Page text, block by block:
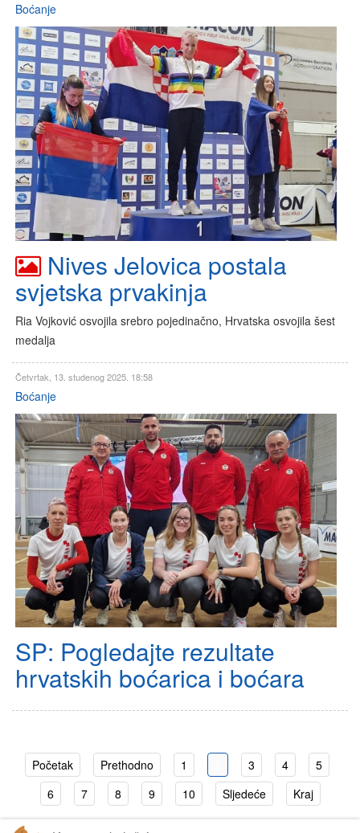
Boćanje
Nives Jelovica postala
svjetska prvakinja
Ria Vojković osvojila srebro pojedinačno, Hrvatska osvojila šest
medalja
Četvrtak, 13. studenog 2025. 18:58
Boćanje
SP: Pogledajte rezultate
hrvatskih boćarica i boćara
Početak Prethodno 1 3 4
5
6
7 8 9 10 Sljedeće Kraj